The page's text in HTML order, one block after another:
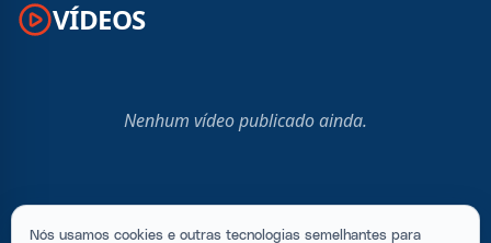
VÍDEOS
Nenhum vídeo publicado ainda.
Nós usamos cookies e outras tecnologias semelhantes para